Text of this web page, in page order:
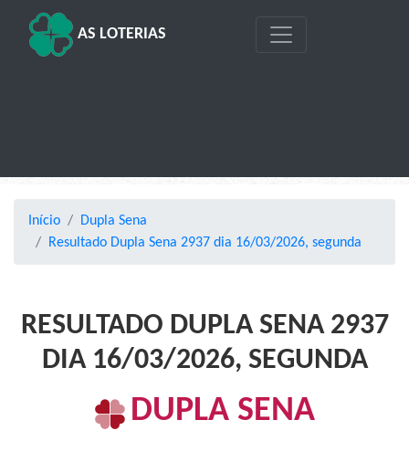
AS LOTERIAS
Início
Dupla Sena
Resultado Dupla Sena 2937 dia 16/03/2026, segunda
RESULTADO DUPLA SENA 2937
DIA 16/03/2026, SEGUNDA
DUPLA SENA